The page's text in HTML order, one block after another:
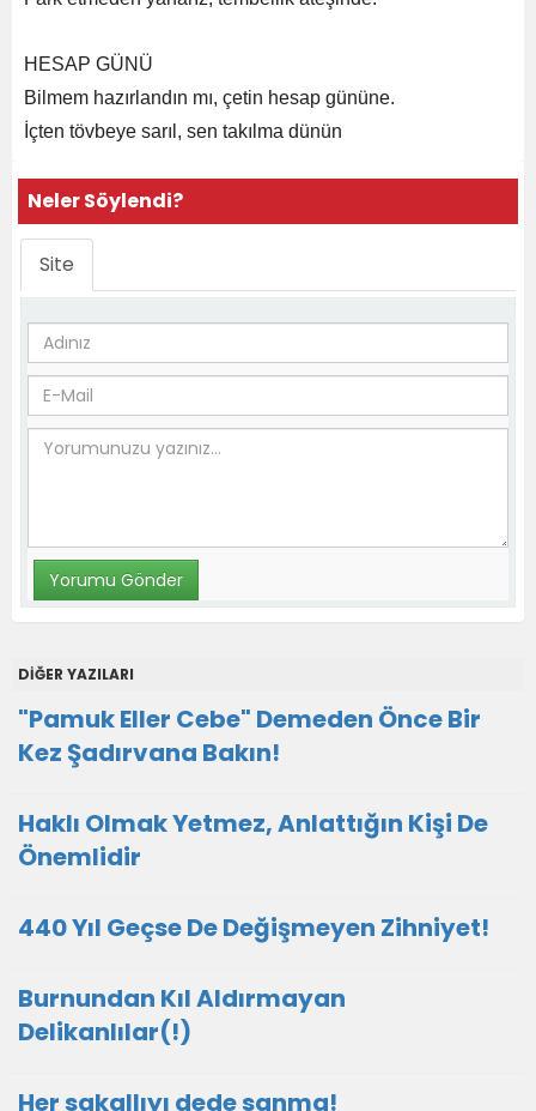
HESAP GÜNÜ
Bilmem hazırlandın mı, çetin hesap gününe.
İçten tövbeye sarıl, sen takılma dünün
Neler Söylendi?
Site
DİĞER YAZILARI
"Pamuk Eller Cebe" Demeden Önce Bir
Kez Şadırvana Bakın!
Haklı Olmak Yetmez, Anlattığın Kişi De
Önemlidir
440 Yıl Geçse De Değişmeyen Zihniyet!
Burnundan Kıl Aldırmayan
Delikanlılar(!)
Her sakallıyı dede sanma!